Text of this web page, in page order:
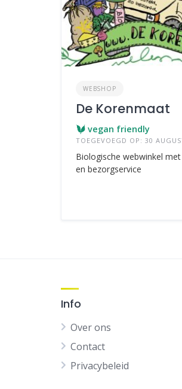
WEBSHOP
De Korenmaat
vegan friendly
TOEGEVOEGD OP: 30
Biologische webwinkel
en bezorgservice
Info
Over ons
Contact
Privacybeleid